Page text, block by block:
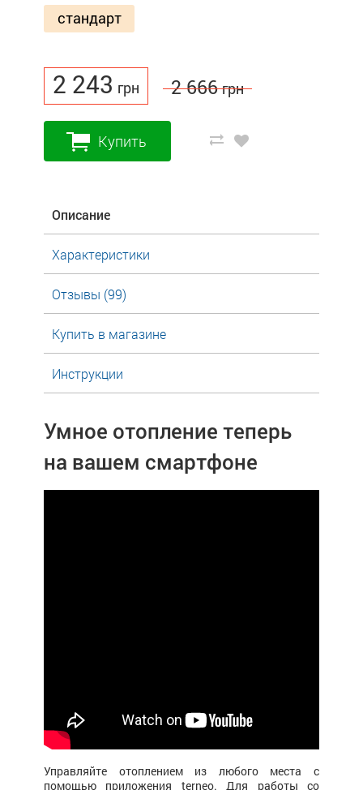
стандарт
2 243 грн 2 666 грн
Купить
Описание
Характеристики
Отзывы (99)
Купить в магазине
Инструкции
Умное отопление теперь
на вашем смартфоне
Управляйте отоплением из любого места с
помощью приложения terneo. Для работы со